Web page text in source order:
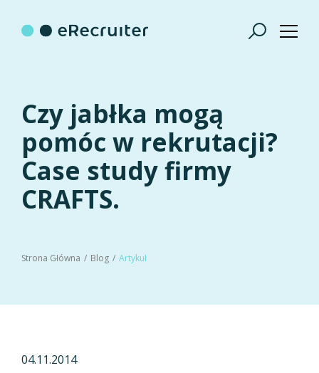
Czy jabłka mogą
pomóc w rekrutacji?
Case study firmy
CRAFTS.
Strona Główna Blog Artykuł
04.11.2014